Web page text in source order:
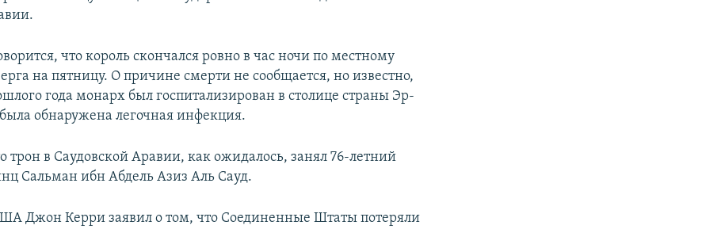
что король скончался ровно в час ночи по местному
на пятницу. О причине смерти не сообщается, но известно,
года монарх был госпитализирован в столице страны Эр-
обнаружена легочная инфекция.
трон в Саудовской Аравии, как ожидалось, занял 76-летний
Сальман ибн Абдель Азиз Аль Сауд.
Джон Керри заявил о том, что Соединенные Штаты потеряли